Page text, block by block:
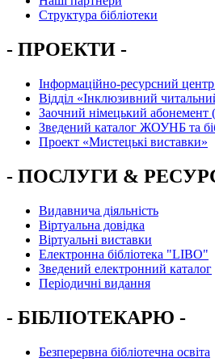
Структура бібліотеки
- ПРОЕКТИ -
Інформаційно-ресурсний
Вiддiл «Інклюзивний
Заочний німецький абонемент
Зведений каталог ЖОУНБ та
Проект «Мистецькі виставки»
- ПОСЛУГИ &
Видавнича діяльність
Віртуальна довідка
Віртуальні виставки
Електронна бібліотека "LIBO"
Зведений електронний каталог
Періодичні видання
- БІБЛІОТЕКАРЮ -
Безперервна бібліотечна освіта